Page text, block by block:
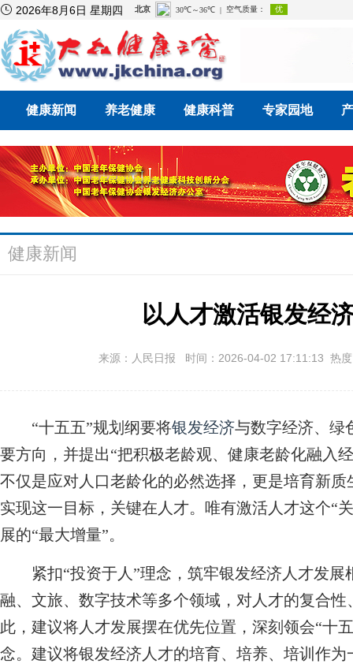
 2026年8月6日 星期四
健康新闻 养老健康 健康科普 专家园地
健康新闻
以人才激活银发经
来源：人民日报 时间：2026-04-02 17:11:13 热
“十五五”规划纲要将银发经济与数字经济、绿
要方向，并提出“把积极老龄观、健康老龄化融入
不仅是应对人口老龄化的必然选择，更是培育新
实现这一目标，关键在人才。唯有激活人才这个“
展的“最大增量”。
紧扣“投资于人”理念，筑牢银发经济人才发展
融、文旅、数字技术等多个领域，对人才的复合
此，建议将人才发展摆在优先位置，深刻领会“十
念。建议将银发经济人才的培育、培养、培训作